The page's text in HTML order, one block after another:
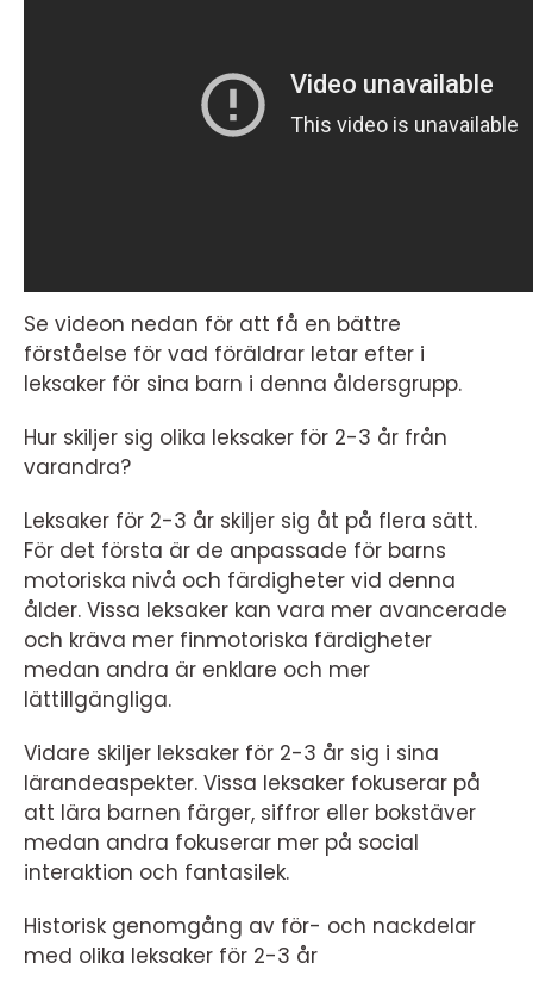
Se videon nedan för att få en bättre
förståelse för vad föräldrar letar efter i
leksaker för sina barn i denna åldersgrupp.
Hur skiljer sig olika leksaker för 2-3 år från
varandra?
Leksaker för 2-3 år skiljer sig åt på flera sätt.
För det första är de anpassade för barns
motoriska nivå och färdigheter vid denna
ålder. Vissa leksaker kan vara mer avancerade
och kräva mer finmotoriska färdigheter
medan andra är enklare och mer
lättillgängliga.
Vidare skiljer leksaker för 2-3 år sig i sina
lärandeaspekter. Vissa leksaker fokuserar på
att lära barnen färger, siffror eller bokstäver
medan andra fokuserar mer på social
interaktion och fantasilek.
Historisk genomgång av för- och nackdelar
med olika leksaker för 2-3 år